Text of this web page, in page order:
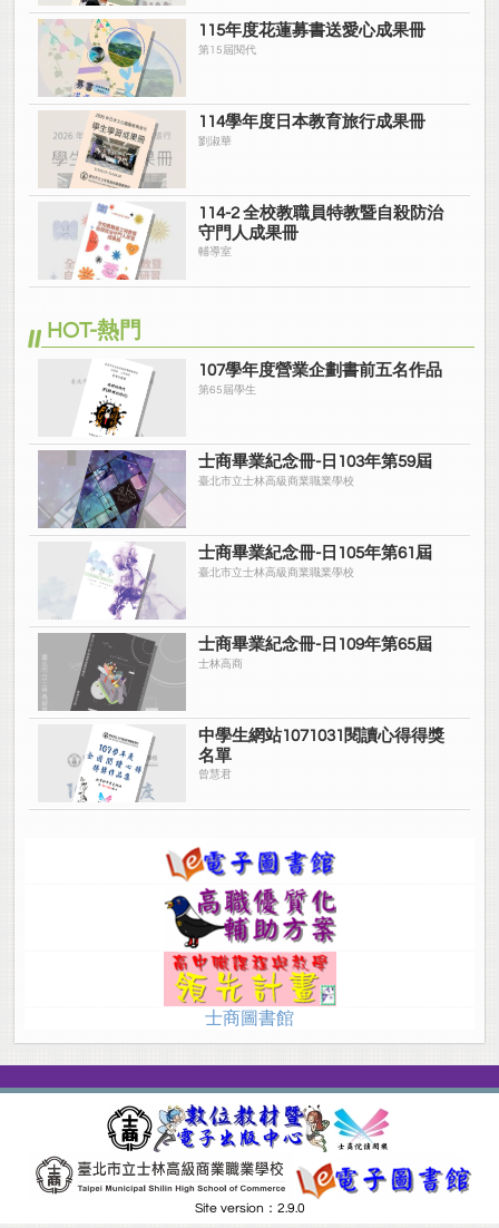
115年度花蓮募書送愛心成果冊
第15屆閱代
114學年度日本教育旅行成果冊
劉淑華
114-2 全校教職員特教暨自殺防治
守門人成果冊
輔導室
HOT-熱門
107學年度營業企劃書前五名作品
第65屆學生
士商畢業紀念冊-日103年第59屆
臺北市立士林高級商業職業學校
士商畢業紀念冊-日105年第61屆
臺北市立士林高級商業職業學校
士商畢業紀念冊-日109年第65屆
士林高商
中學生網站1071031閱讀心得得獎
名單
曾慧君
士商圖書館
Site version：2.9.0